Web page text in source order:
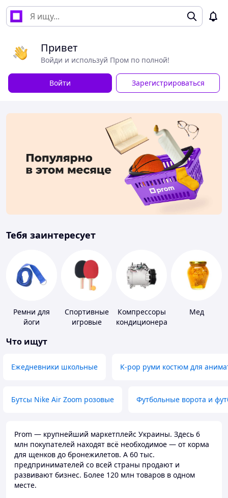
Привет
Войди и используй Пром по полной!
Войти Зарегистрироваться
Тебя заинтересует
Ремни для
йоги
Спортивные
игровые
Компрессоры
кондиционера
Мед
Что ищут
Ежедневники школьные K-pop руми костюм для
Бутсы Nike Air Zoom розовые Футбольные ворота и
Prom — крупнейший маркетплейс Украины. Здесь 6
млн покупателей находят всё необходимое — от корма
для щенков до бронежилетов. А 60 тыс.
предпринимателей со всей страны продают и
развивают бизнес. Более 120 млн товаров в одном
месте.